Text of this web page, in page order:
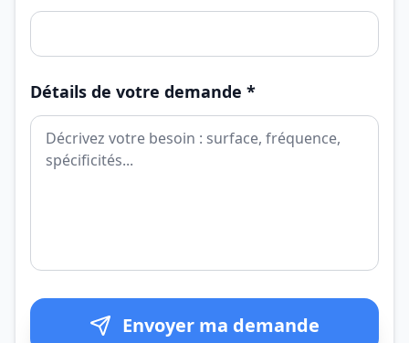
Détails de votre demande *
Envoyer ma demande